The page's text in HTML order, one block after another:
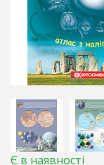
Є в наявності